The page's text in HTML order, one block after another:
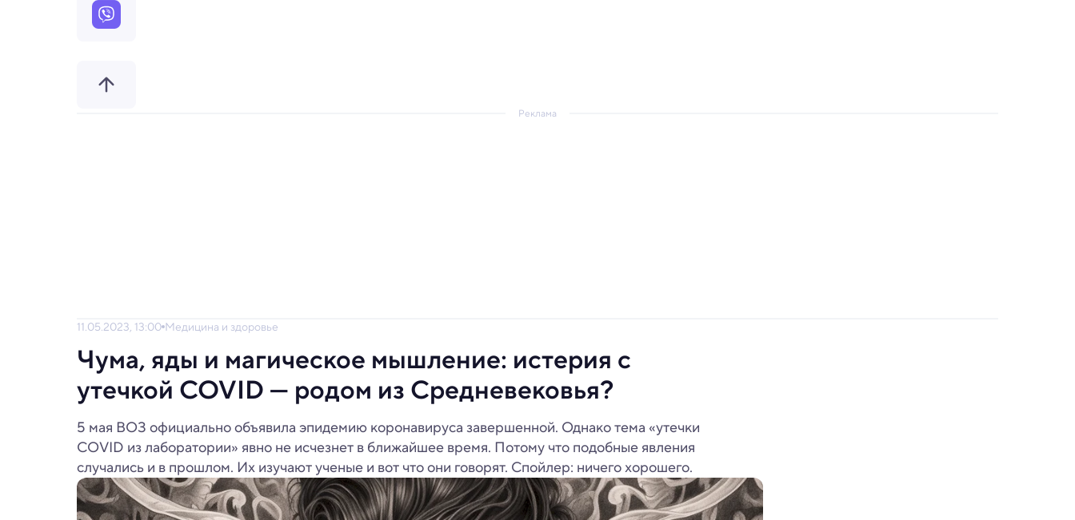
Реклама
11.05.2023, 13:00 Медицина и здоровье
Чума, яды и магическое мышление: истерия с
утечкой COVID — родом из Средневековья?
5 мая ВОЗ официально объявила эпидемию коронавируса завершенной. Однако тема «утечки
COVID из лаборатории» явно не исчезнет в ближайшее время. Потому что подобные явления
случались и в прошлом. Их изучают ученые и вот что они говорят. Спойлер: ничего хорошего.